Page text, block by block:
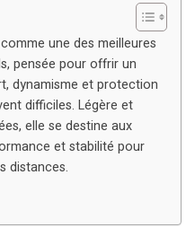
une des meilleures
pensée pour offrir un
dynamisme et protection
difficiles. Légère et
elle se destine aux
et stabilité pour
distances.